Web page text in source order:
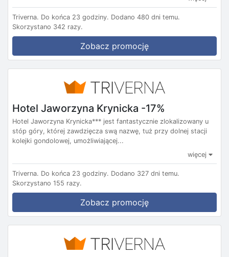
Triverna. Do końca 23 godziny. Dodano 480 dni temu.
Skorzystano 342 razy.
Zobacz promocję
Hotel Jaworzyna Krynicka -17%
Hotel Jaworzyna Krynicka*** jest fantastycznie zlokalizowany u
stóp góry, której zawdzięcza swą nazwę, tuż przy dolnej stacji
kolejki gondolowej, umożliwiającej...
więcej
Triverna. Do końca 23 godziny. Dodano 327 dni temu.
Skorzystano 155 razy.
Zobacz promocję